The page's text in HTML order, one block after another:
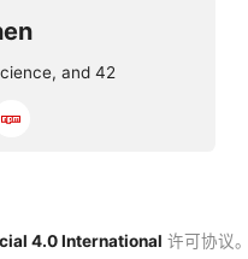
and 42
4.0 International 许可协议。